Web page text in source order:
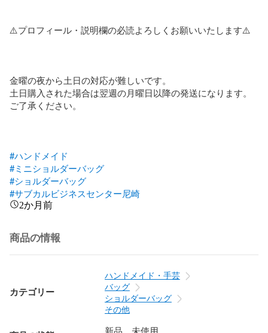
⚠️プロフィール・説明欄の必読よろしくお願いいたします⚠️
金曜の夜から土日の対応が難しいです。
土日購入された場合は翌週の月曜日以降の発送になります。
ご了承ください。
#ハンドメイド
#ミニショルダーバッグ
#ショルダーバッグ
#サブカルビジネスセンター尼崎
2か月前
商品の情報
カテゴリー
ハンドメイド・手芸
バッグ
ショルダーバッグ
その他
新品、未使用